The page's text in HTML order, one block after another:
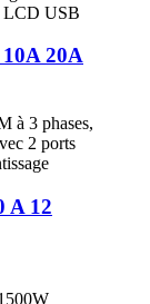
20A
A 12